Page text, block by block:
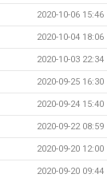
2020-10-06 15:46
2020-10-04 18:06
2020-10-03 22:34
2020-09-25 16:30
2020-09-24 15:40
2020-09-22 08:59
2020-09-20 12:00
2020-09-20 09:44